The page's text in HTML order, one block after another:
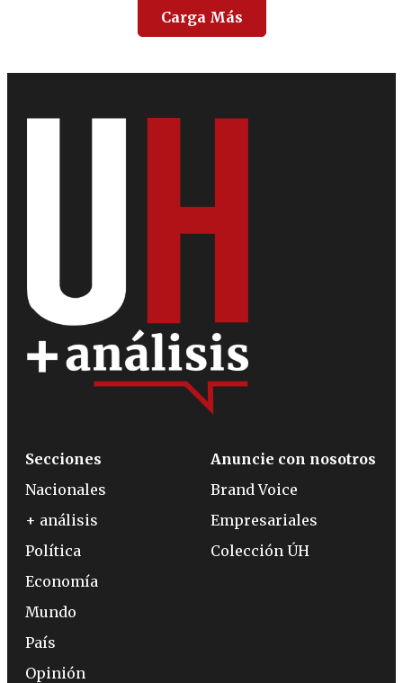
Carga Más
Secciones
Nacionales
+ análisis
Política
Economía
Mundo
País
Opinión
Anuncie con nosotros
Brand Voice
Empresariales
Colección ÚH